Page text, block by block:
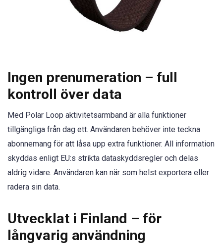
Ingen prenumeration – full
kontroll över data
Med Polar Loop aktivitetsarmband är alla funktioner
tillgängliga från dag ett. Användaren behöver inte teckna
abonnemang för att låsa upp extra funktioner. All information
skyddas enligt EU:s strikta dataskyddsregler och delas
aldrig vidare. Användaren kan när som helst exportera eller
radera sin data.
Utvecklat i Finland – för
långvarig användning